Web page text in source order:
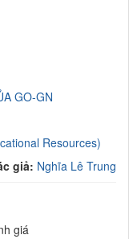
GO-GN
Resources)
giả: Nghĩa Lê Trung
giá